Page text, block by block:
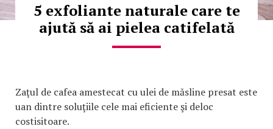
5 exfoliante naturale care te
ajută să ai pielea catifelată
Zaţul de cafea amestecat cu ulei de măsline presat este
uan dintre soluţiile cele mai eficiente şi deloc
costisitoare.